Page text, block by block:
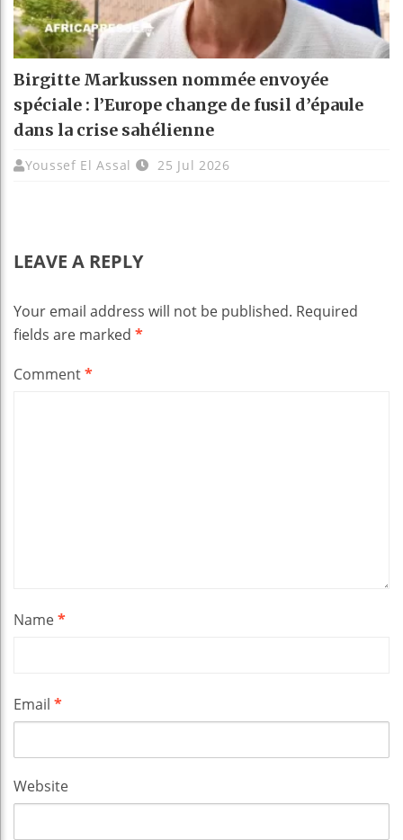
Birgitte Markussen nommée envoyée
spéciale : l’Europe change de fusil d’épaule
dans la crise sahélienne
Youssef El Assal 25 Jul 2026
LEAVE A REPLY
Your email address will not be published. Required
fields are marked *
Comment*
Name*
Email *
Website